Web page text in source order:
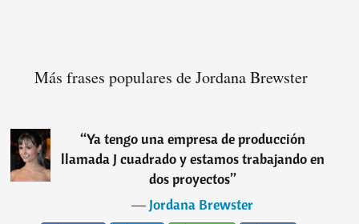
Más frases populares de Jordana Brewster
“Ya tengo una empresa de producción
llamada J cuadrado y estamos trabajando en
dos proyectos”
―Jordana Brewster